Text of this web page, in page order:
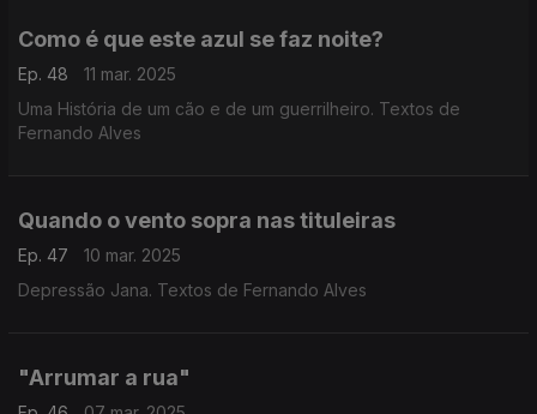
Como é que este azul se faz noite?
Ep. 48
11 mar. 2025
Uma História de um cão e de um guerrilheiro. Textos de
Fernando Alves
Quando o vento sopra nas tituleiras
Ep. 47
10 mar. 2025
Depressão Jana. Textos de Fernando Alves
"Arrumar a rua"